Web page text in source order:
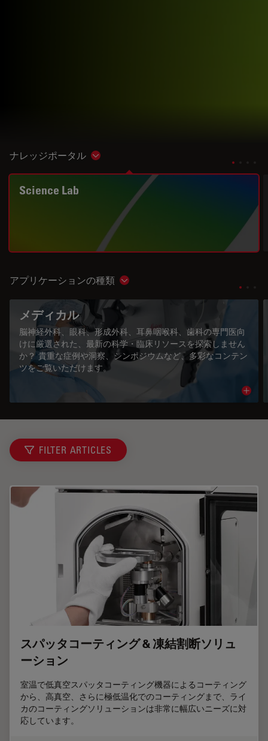
ナレッジポータル Show subnavigation
Science Lab
アプリケーションの種類 Show subnavigation
メディカル
脳神経外科、眼科、形成外科、耳鼻咽喉科、歯科の専門医向
けに厳選された、最新の科学・臨床リソースを探索しません
か？ 貴重な症例や洞察、シンポジウムなど、多彩なコンテン
ツをご覧いただけます。
FILTER ARTICLES
スパッタコーティング & 凍結割断ソリュ
ーション
室温で低真空スパッタコーティング機器によるコーティング
から、高真空、さらに極低温化でのコーティングまで、ライ
カのコーティングソリューションは非常に幅広いニーズに対
応しています。